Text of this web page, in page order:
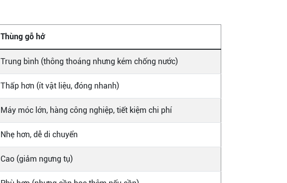
Thùng gỗ hở
Trung bình (thông thoáng nhưng kém chống nước)
Thấp hơn (ít vật liệu, đóng nhanh)
Máy móc lớn, hàng công nghiệp, tiết kiệm chi phí
Nhẹ hơn, dễ di chuyển
Cao (giảm ngưng tụ)